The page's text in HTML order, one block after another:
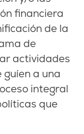
financiera
de la
de
actividades
a una
integral
que